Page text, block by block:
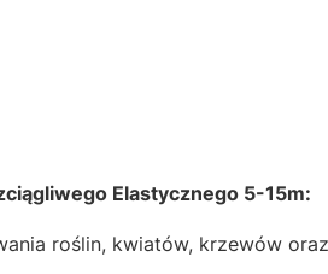
Elastycznego 5-15m:
roślin, kwiatów, krzewów